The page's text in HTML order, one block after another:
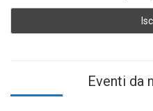
Eventi da